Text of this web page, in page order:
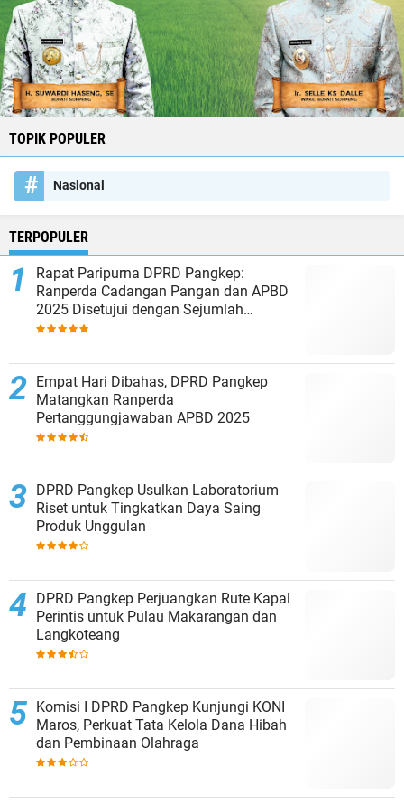
TOPIK POPULER
Nasional
TERPOPULER
Rapat Paripurna DPRD Pangkep:
Ranperda Cadangan Pangan dan APBD
2025 Disetujui dengan Sejumlah
Catatan
Empat Hari Dibahas, DPRD Pangkep
Matangkan Ranperda
Pertanggungjawaban APBD 2025
DPRD Pangkep Usulkan Laboratorium
Riset untuk Tingkatkan Daya Saing
Produk Unggulan
DPRD Pangkep Perjuangkan Rute Kapal
Perintis untuk Pulau Makarangan dan
Langkoteang
Komisi I DPRD Pangkep Kunjungi KONI
Maros, Perkuat Tata Kelola Dana Hibah
dan Pembinaan Olahraga